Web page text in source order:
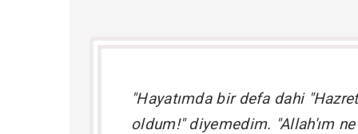
"Hayatımda bir defa dahi
oldum!" diyemedim. "Allah'ım ne